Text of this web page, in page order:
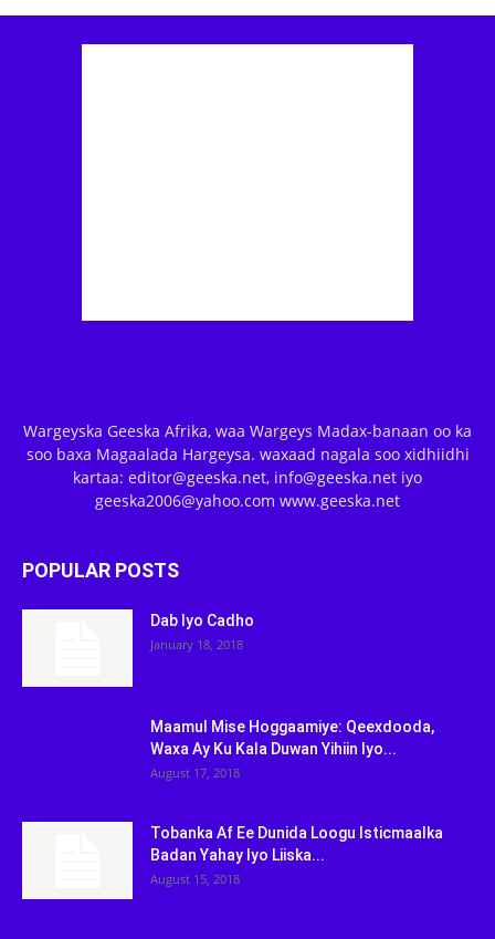
Wargeyska Geeska Afrika, waa Wargeys Madax-banaan oo ka
soo baxa Magaalada Hargeysa. waxaad nagala soo xidhiidhi
kartaa: editor@geeska.net, info@geeska.net iyo
geeska2006@yahoo.com www.geeska.net
POPULAR POSTS
Dab Iyo Cadho
January 18, 2018
Maamul Mise Hoggaamiye: Qeexdooda,
Waxa Ay Ku Kala Duwan Yihiin Iyo...
August 17, 2018
Tobanka Af Ee Dunida Loogu Isticmaalka
Badan Yahay Iyo Liiska...
August 15, 2018